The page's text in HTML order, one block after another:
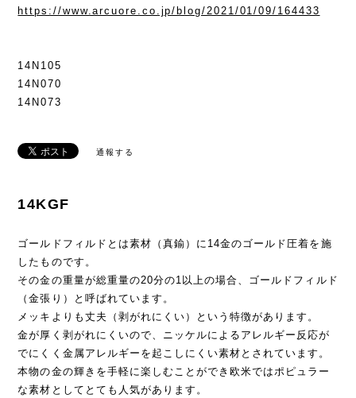
https://www.arcuore.co.jp/blog/2021/01/09/164433
14N105
14N070
14N073
通報する
14KGF
ゴールドフィルドとは素材（真鍮）に14金のゴールド圧着を施
したものです。
その金の重量が総重量の20分の1以上の場合、ゴールドフィルド
（金張り）と呼ばれています。
メッキよりも丈夫（剥がれにくい）という特徴があります。
金が厚く剥がれにくいので、ニッケルによるアレルギー反応が
でにくく金属アレルギーを起こしにくい素材とされています。
本物の金の輝きを手軽に楽しむことができ欧米ではポピュラー
な素材としてとても人気があります。